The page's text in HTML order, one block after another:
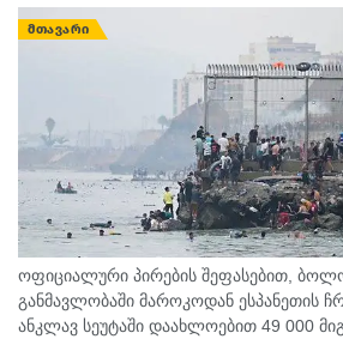
ᲛᲗᲐᲕᲐᲠᲘ
ოფიციალური პირების შეფასებით,
განმავლობაში მაროკოდან
ანკლავ სეუტაში დაახლოებით 49 000